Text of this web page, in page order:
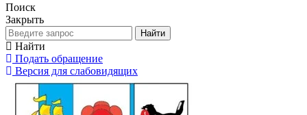
Поиск
Закрыть
Найти
Найти
Подать обращение
Версия для слабовидящих